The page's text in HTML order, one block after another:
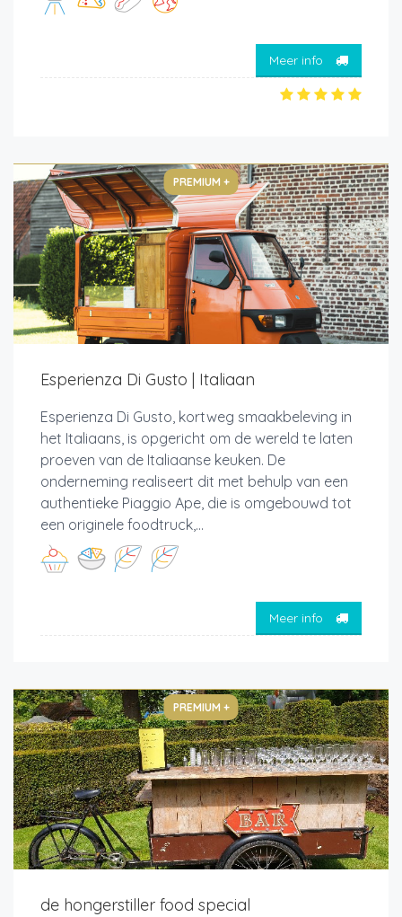
Meer info
PREMIUM +
Esperienza Di Gusto | Italiaan
Esperienza Di Gusto, kortweg smaakbeleving in
het Italiaans, is opgericht om de wereld te laten
proeven van de Italiaanse keuken. De
onderneming realiseert dit met behulp van een
authentieke Piaggio Ape, die is omgebouwd tot
een originele foodtruck,...
Meer info
PREMIUM +
de hongerstiller food special